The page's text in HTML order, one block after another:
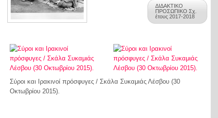
ΔΙΔΑΚΤΙΚΟ
ΠΡΟΣΩΠΙΚΟ Σχ.
έτους 2017-2018
Σύροι και Ιρακινοί πρόσφυγες / Σκάλα Συκαμιάς Λέσβου (30
Οκτωβρίου 2015).